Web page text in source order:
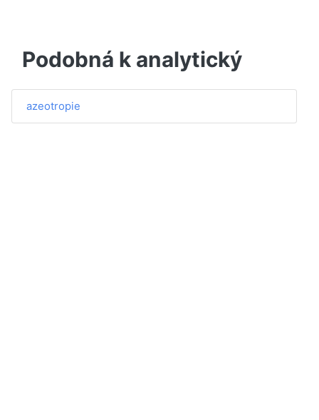
Podobná k analytický
azeotropie